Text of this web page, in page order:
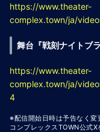
https://www.theater-
complex.town/ja/
舞台『戦刻ナイトブラ
https://www.theater-
complex.town/ja/
4
※配信開始日時は予告なく変
コンプレックスTOWN公式X